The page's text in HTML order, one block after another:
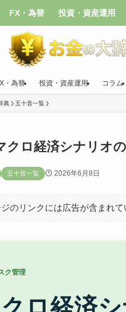
FX・為替 投資・資産運用
・為替 投資・資産運用 コラム
典 五十音一覧
クロ経済シナリオ
五十音一覧 2026年6月8日
のリンクには広告が含まれて